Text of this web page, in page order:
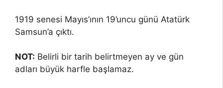
1919 senesi Mayıs’ının 19’uncu günü Atatürk
Samsun’a çıktı.
NOT: Belirli bir tarih belirtmeyen ay ve gün
adları büyük harfle başlamaz.